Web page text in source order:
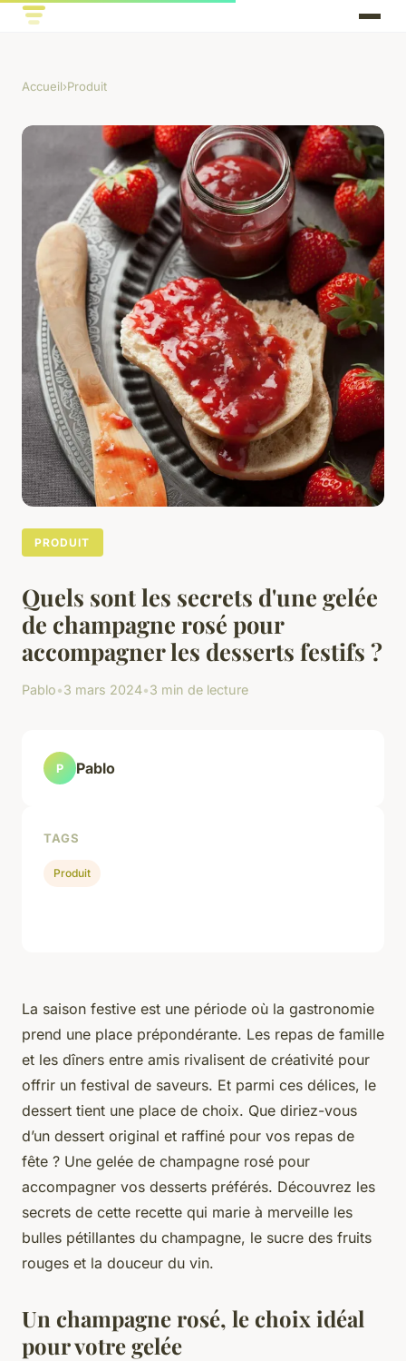
Accueil›Produit
PRODUIT
Quels sont les secrets d'une gelée
de champagne rosé pour
accompagner les desserts festifs ?
Pablo•3 mars 2024•3 min de lecture
La saison festive est une période où la gastronomie
prend une place prépondérante. Les repas de famille
et les dîners entre amis rivalisent de créativité pour
offrir un festival de saveurs. Et parmi ces délices, le
dessert tient une place de choix. Que diriez-vous
d’un dessert original et raffiné pour vos repas de
fête ? Une gelée de champagne rosé pour
accompagner vos desserts préférés. Découvrez les
secrets de cette recette qui marie à merveille les
bulles pétillantes du champagne, le sucre des fruits
rouges et la douceur du vin.
Un champagne rosé, le choix idéal
pour votre gelée
P Pablo
TAGS
Produit